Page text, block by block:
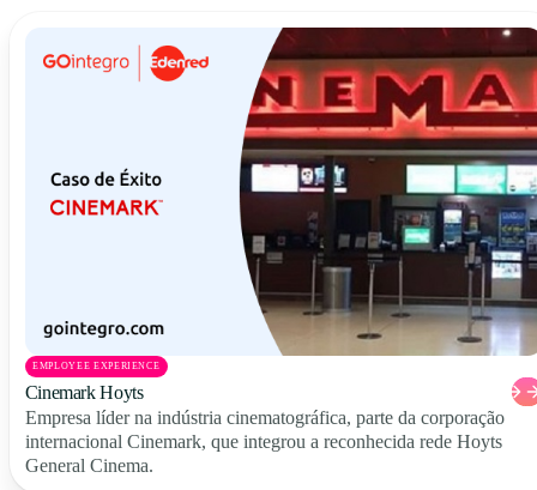
EMPLOYEE EXPERIENCE
Cinemark Hoyts
Empresa líder na indústria cinematográfica, parte da corporação
internacional Cinemark, que integrou a reconhecida rede Hoyts
General Cinema.